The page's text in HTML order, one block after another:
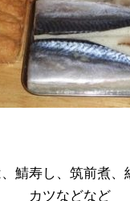
鯖寿し、筑前煮、
カツなどなど